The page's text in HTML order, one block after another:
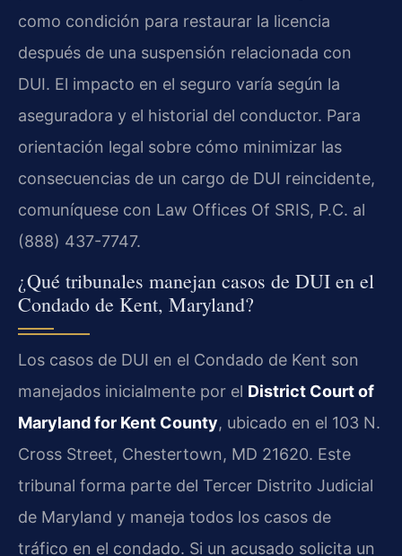
como condición para restaurar la licencia
después de una suspensión relacionada con
DUI. El impacto en el seguro varía según la
aseguradora y el historial del conductor. Para
orientación legal sobre cómo minimizar las
consecuencias de un cargo de DUI reincidente,
comuníquese con Law Offices Of SRIS, P.C. al
(888) 437-7747.
¿Qué tribunales manejan casos de DUI en el
Condado de Kent, Maryland?
Los casos de DUI en el Condado de Kent son
manejados inicialmente por el District Court of
Maryland for Kent County, ubicado en el 103 N.
Cross Street, Chestertown, MD 21620. Este
tribunal forma parte del Tercer Distrito Judicial
de Maryland y maneja todos los casos de
tráfico en el condado. Si un acusado solicita un